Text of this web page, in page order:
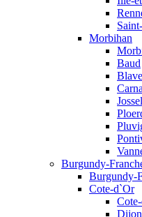
Morbihan
Baud
Burgundy-
Burgundy-
Cote-d`Or
Dijon